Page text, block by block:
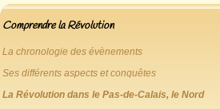
Comprendre la Révolution
La chronologie des évènements
Ses différents aspects et conquêtes
La Révolution dans le Pas-de-Calais, le Nord